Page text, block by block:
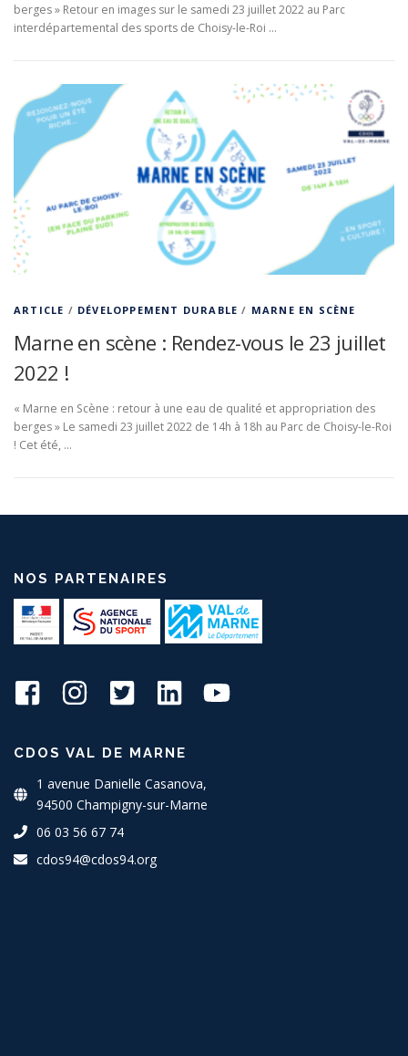
berges » Retour en images sur le samedi 23 juillet 2022 au Parc
interdépartemental des sports de Choisy-le-Roi …
ARTICLE / DÉVELOPPEMENT DURABLE / MARNE EN SCÈNE
Marne en scène : Rendez-vous le 23 juillet
2022 !
« Marne en Scène : retour à une eau de qualité et appropriation des
berges » Le samedi 23 juillet 2022 de 14h à 18h au Parc de Choisy-le-Roi
! Cet été, …
NOS PARTENAIRES
CDOS VAL DE MARNE
1 avenue Danielle Casanova,
94500 Champigny-sur-Marne
06 03 56 67 74
cdos94@cdos94.org